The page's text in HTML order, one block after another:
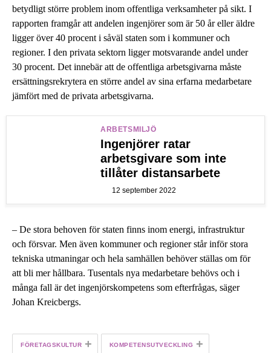
betydligt större problem inom offentliga verksamheter på sikt. I
rapporten framgår att andelen ingenjörer som är 50 år eller äldre
ligger över 40 procent i såväl staten som i kommuner och
regioner. I den privata sektorn ligger motsvarande andel under
30 procent. Det innebär att de offentliga arbetsgivarna måste
ersättningsrekrytera en större andel av sina erfarna medarbetare
jämfört med de privata arbetsgivarna.
ARBETSMILJÖ
Ingenjörer ratar
arbetsgivare som inte
tillåter distansarbete
12 september 2022
– De stora behoven för staten finns inom energi, infrastruktur
och försvar. Men även kommuner och regioner står inför stora
tekniska utmaningar och hela samhällen behöver ställas om för
att bli mer hållbara. Tusentals nya medarbetare behövs och i
många fall är det ingenjörskompetens som efterfrågas, säger
Johan Kreicbergs.
FÖRETAGSKULTUR + KOMPETENSUTVECKLING +